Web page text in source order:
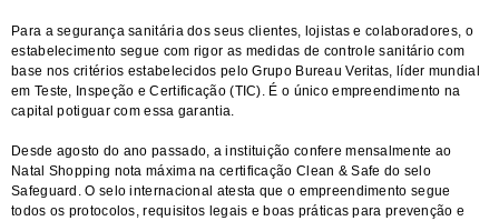
Para a segurança sanitária dos seus clientes, lojistas e colaboradores, o
estabelecimento segue com rigor as medidas de controle sanitário com
base nos critérios estabelecidos pelo Grupo Bureau Veritas, líder mundial
em Teste, Inspeção e Certificação (TIC). É o único empreendimento na
capital potiguar com essa garantia.
Desde agosto do ano passado, a instituição confere mensalmente ao
Natal Shopping nota máxima na certificação Clean & Safe do selo
Safeguard. O selo internacional atesta que o empreendimento segue
todos os protocolos, requisitos legais e boas práticas para prevenção e